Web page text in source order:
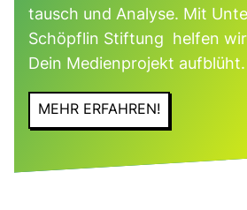
tausch und Ana­lyse. Mit
Schöpflin Stif­tung helfen
Dein Medi­en­pro­jekt auf­blüht.
MEHR ERFAHREN!